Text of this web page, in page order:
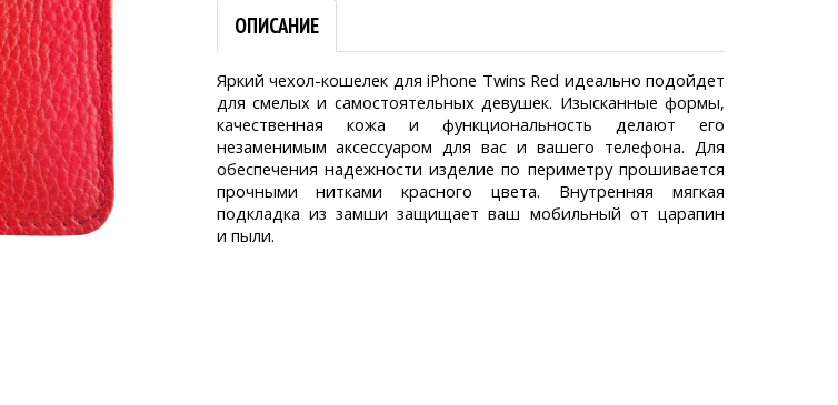
ОПИСАНИЕ
Яркий чехол-кошелек для iPhone Twins Red идеально подойдет
для смелых и самостоятельных девушек. Изысканные формы,
качественная кожа и функциональность делают его
незаменимым аксессуаром для вас и вашего телефона. Для
обеспечения надежности изделие по периметру прошивается
прочными нитками красного цвета. Внутренняя мягкая
подкладка из замши защищает ваш мобильный от царапин
и пыли.